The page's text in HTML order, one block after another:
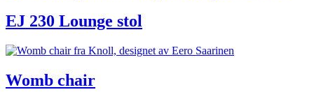
EJ 230 Lounge stol
Womb chair